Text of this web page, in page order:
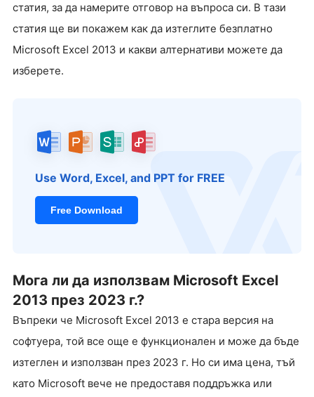
статия, за да намерите отговор на въпроса си. В тази
статия ще ви покажем как да изтеглите безплатно
Microsoft Excel 2013 и какви алтернативи можете да
изберете.
Use Word, Excel, and PPT for FREE
Free Download
Мога ли да използвам Microsoft Excel
2013 през 2023 г.?
Въпреки че Microsoft Excel 2013 е стара версия на
софтуера, той все още е функционален и може да бъде
изтеглен и използван през 2023 г. Но си има цена, тъй
като Microsoft вече не предоставя поддръжка или